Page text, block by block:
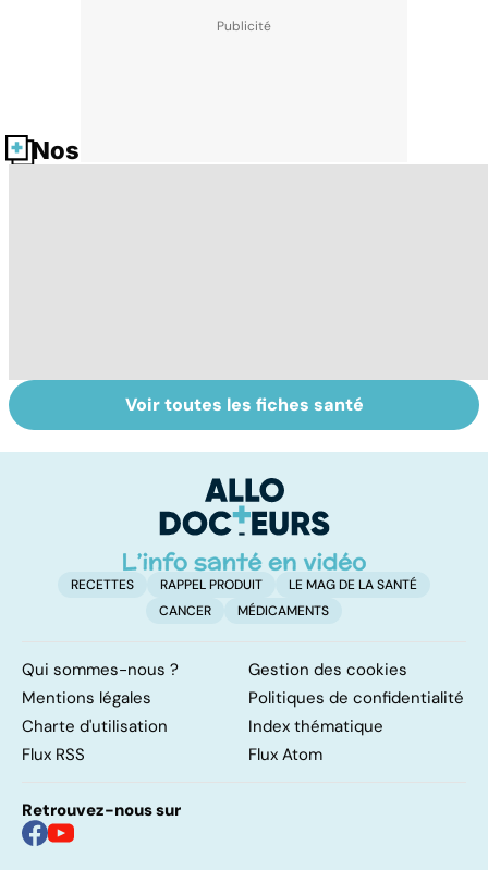
Nos fiches santé
Gynéco : un suivi
pour la vie
Sexualité,
infertilité et
étroits
Voir toutes les fiches santé
RECETTES RAPPEL PRODUIT
LE MAG DE LA SANTÉ
CANCER
MÉDICAMENTS
Qui sommes-nous ?
Gestion des cookies
Mentions légales
Politiques de confidentialité
Charte d'utilisation
Index thématique
Flux RSS
Flux Atom
Retrouvez-nous sur